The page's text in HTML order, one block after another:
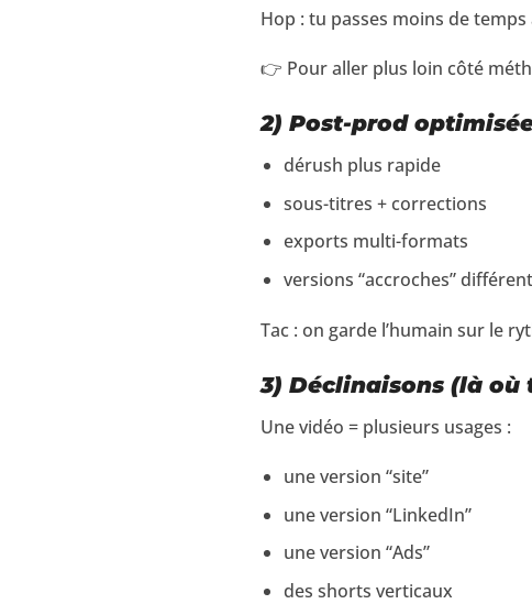
Hop : tu passes moins de
👉 Pour aller plus loin côté
2) Post-prod
dérush plus rapide
sous-titres + corrections
exports multi-formats
versions “accroches”
Tac : on garde l’humain sur le
3) Déclinaisons (là
Une vidéo = plusieurs usages :
une version “site”
une version “LinkedIn”
une version “Ads”
des shorts verticaux